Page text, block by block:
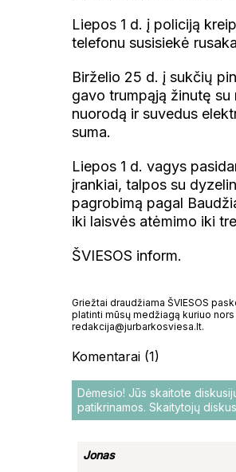
Liepos 1 d. į policiją
telefonu susisiekė
Birželio 25 d. į sukčių
gavo trumpąją žinutę
nuorodą ir suvedus
suma.
Liepos 1 d. vagys
įrankiai, talpos su
pagrobimą pagal
iki laisvės atėmimo iki
ŠVIESOS inform.
Griežtai draudžiama ŠVIESOS
platinti mūsų medžiagą kuriuo
redakcija@jurbarkosviesa.lt.
Komentarai (1)
Dėmesio! Jūs skaitote
patikrinamos. Skaitytojų
Jonas